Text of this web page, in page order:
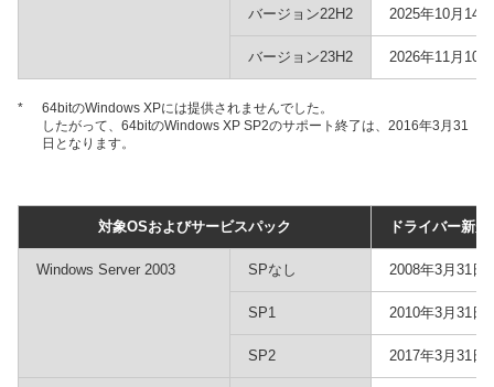
バージョン22H2 2025年10月14日
バージョン23H2 2026年11月10日
*
64bitのWindows XPには提供されませんでした。
したがって、64bitのWindows XP SP2のサポート終了は、2016年3月31
日となります。
対象OSおよびサービスパック ドライバー新
Windows Server 2003 SPなし 2008年3月31日
SP1 2010年3月31日
SP2 2017年3月31日